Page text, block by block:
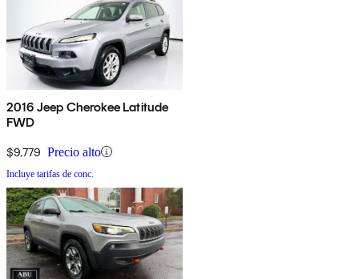
2016 Jeep Cherokee Latitude
FWD
$9,779 Precio alto
Incluye tarifas de conc.